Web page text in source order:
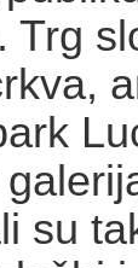
Trg
su